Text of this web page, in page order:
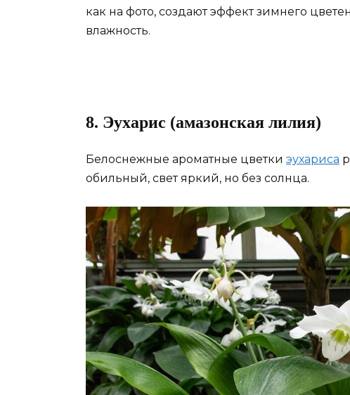
как на фото, создают эффект зимнего
влажность.
8. Эухарис (амазонская лилия)
Белоснежные ароматные цветки эухариса
обильный, свет яркий, но без солнца.